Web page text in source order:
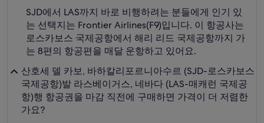
SJD에서 LAS까지 바로 비행하려는 분들에게 인기 있
는 선택지는 Frontier Airlines(F9)입니다. 이 항공사는
로스카보스 국제공항에서 해리 리드 국제공항까지 가
는 8편의 항공편을 매달 운항하고 있어요.
산호세 델 카보, 바하칼리포르니아수르 (SJD-로스카보스
국제공항)발 라스베이거스, 네바다 (LAS-매캐런 국제공
항)행 항공권을 마감 직전에 구매하면 가격이 더 저렴한
가요?